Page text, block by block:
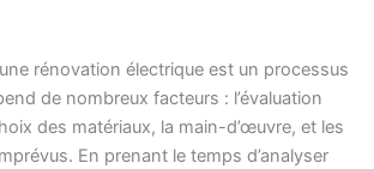
rénovation électrique est un processus
de nombreux facteurs : l’évaluation
des matériaux, la main-d’œuvre, et les
En prenant le temps d’analyser